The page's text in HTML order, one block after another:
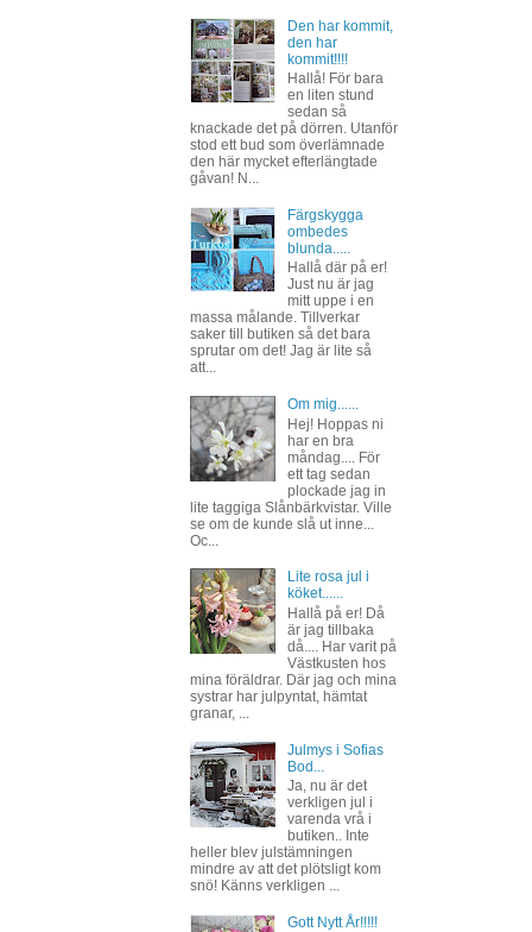
Den har kommit,
den har
kommit!!!!
Hallå! För bara
en liten stund
sedan så
knackade det på dörren. Utanför
stod ett bud som överlämnade
den här mycket efterlängtade
gåvan! N...
Färgskygga
ombedes
blunda.....
Hallå där på er!
Just nu är jag
mitt uppe i en
massa målande. Tillverkar
saker till butiken så det bara
sprutar om det! Jag är lite så
att...
Om mig......
Hej! Hoppas ni
har en bra
måndag.... För
ett tag sedan
plockade jag in
lite taggiga Slånbärkvistar. Ville
se om de kunde slå ut inne...
Oc...
Lite rosa jul i
köket......
Hallå på er! Då
är jag tillbaka
då.... Har varit på
Västkusten hos
mina föräldrar. Där jag och mina
systrar har julpyntat, hämtat
granar, ...
Julmys i Sofias
Bod...
Ja, nu är det
verkligen jul i
varenda vrå i
butiken.. Inte
heller blev julstämningen
mindre av att det plötsligt kom
snö! Känns verkligen ...
Gott Nytt År!!!!!